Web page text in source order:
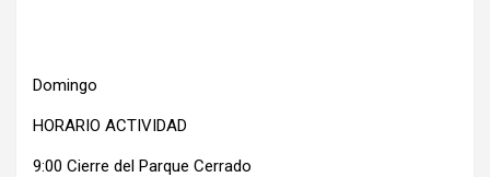
Domingo
HORARIO ACTIVIDAD
9:00 Cierre del Parque Cerrado